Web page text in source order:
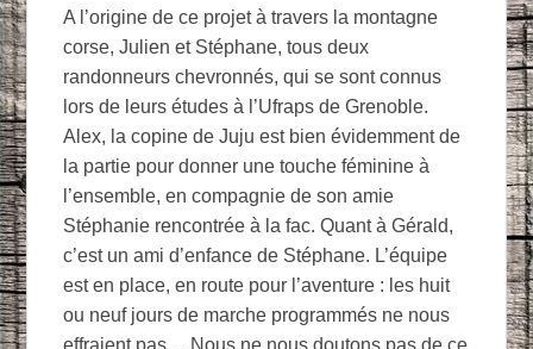
A l’origine de ce projet à travers la montagne
corse, Julien et Stéphane, tous deux
randonneurs chevronnés, qui se sont connus
lors de leurs études à l’Ufraps de Grenoble.
Alex, la copine de Juju est bien évidemment de
la partie pour donner une touche féminine à
l’ensemble, en compagnie de son amie
Stéphanie rencontrée à la fac. Quant à Gérald,
c’est un ami d’enfance de Stéphane. L’équipe
est en place, en route pour l’aventure : les huit
ou neuf jours de marche programmés ne nous